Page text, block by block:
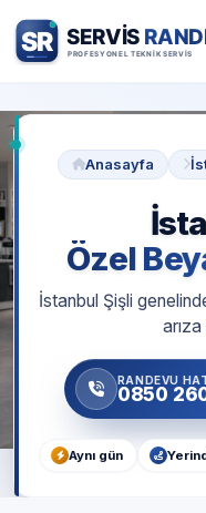
Anasayfa
Özel
İstanbul Şişli
RANDEVU
0850
Aynı gün